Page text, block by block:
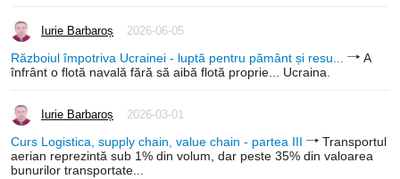
Iurie Barbaroș 2026-06-05
Războiul împotriva Ucrainei - luptă pentru pământ și resu...
A
înfrânt o flotă navală fără să aibă flotă proprie... Ucraina.
Iurie Barbaroș 2026-03-01
Curs Logistica, supply chain, value chain - partea III
Transportul
aerian reprezintă sub 1% din volum, dar peste 35% din valoarea
bunurilor transportate...